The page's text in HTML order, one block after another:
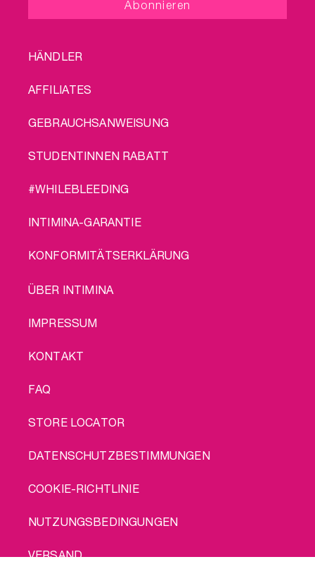
FOOTER
HÄNDLER
AFFILIATES
GEBRAUCHSANWEISUNG
STUDENTINNEN RABATT
#WHILEBLEEDING
INTIMINA-GARANTIE
KONFORMITÄTSERKLÄRUNG
LEGAL
ÜBER INTIMINA
IMPRESSUM
KONTAKT
FAQ
STORE LOCATOR
DATENSCHUTZBESTIMMUNGEN
COOKIE-RICHTLINIE
NUTZUNGSBEDINGUNGEN
VERSAND